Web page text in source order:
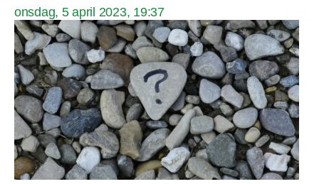
onsdag, 5 april 2023, 19:37